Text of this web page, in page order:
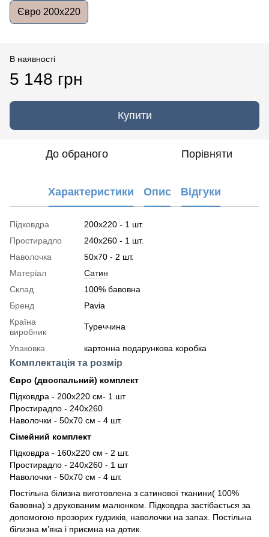
Євро 200x220
В наявності
5 148 грн
Купити
До обраного Порівняти
Характеристики Опис Відгуки
Підковдра
200x220 - 1 шт.
Простирадло
240x260 - 1 шт.
Наволочка
50x70 - 2 шт.
Матеріал
Сатин
Склад
100% бавовна
Бренд
Pavia
Країна
виробник
Туреччина
Упаковка картонна подарункова коробка
Комплектація та розмір
Євро (двоспальний) комплект
Підковдра - 200х220 см- 1 шт
Простирадло - 240х260
Наволочки - 50х70 см - 4 шт.
Сімейний комплект
Підковдра - 160х220 см - 2 шт.
Простирадло - 240х260 - 1 шт
Наволочки - 50х70 см - 4 шт.
Постільна білизна виготовлена з сатинової тканини( 100%
бавовна) з друкованим малюнком. Підковдра застібається за
допомогою прозорих гудзиків, наволочки на запах. Постільна
білизна мʼяка і приємна на дотик.